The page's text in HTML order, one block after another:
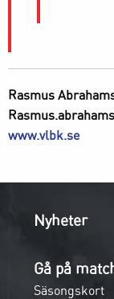
Rasmus
www.vlbk.se
Nyheter
Gå på
Säsongskort